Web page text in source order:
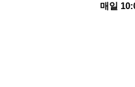
매일